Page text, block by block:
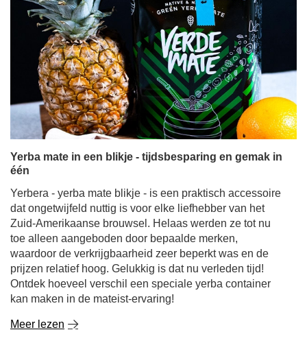
Yerba mate in een blikje - tijdsbesparing en gemak in
één
Yerbera - yerba mate blikje - is een praktisch accessoire
dat ongetwijfeld nuttig is voor elke liefhebber van het
Zuid-Amerikaanse brouwsel. Helaas werden ze tot nu
toe alleen aangeboden door bepaalde merken,
waardoor de verkrijgbaarheid zeer beperkt was en de
prijzen relatief hoog. Gelukkig is dat nu verleden tijd!
Ontdek hoeveel verschil een speciale yerba container
kan maken in de mateist-ervaring!
Meer lezen